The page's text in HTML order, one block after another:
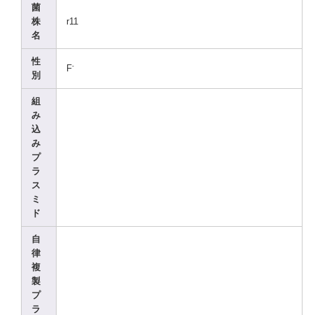
菌
株
名
r11
性
別
F-
組
み
込
み
プ
ラ
ス
ミ
ド
自
律
複
製
プ
ラ